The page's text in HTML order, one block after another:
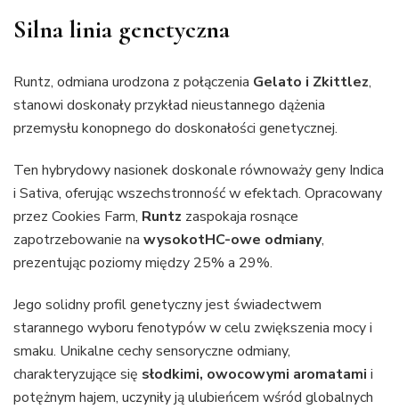
Silna linia genetyczna
Runtz, odmiana urodzona z połączenia Gelato i Zkittlez,
stanowi doskonały przykład nieustannego dążenia
przemysłu konopnego do doskonałości genetycznej.
Ten hybrydowy nasionek doskonale równoważy geny Indica
i Sativa, oferując wszechstronność w efektach. Opracowany
przez Cookies Farm, Runtz zaspokaja rosnące
zapotrzebowanie na wysokotHC-owe odmiany,
prezentując poziomy między 25% a 29%.
Jego solidny profil genetyczny jest świadectwem
starannego wyboru fenotypów w celu zwiększenia mocy i
smaku. Unikalne cechy sensoryczne odmiany,
charakteryzujące się słodkimi, owocowymi aromatami i
potężnym hajem, uczyniły ją ulubieńcem wśród globalnych